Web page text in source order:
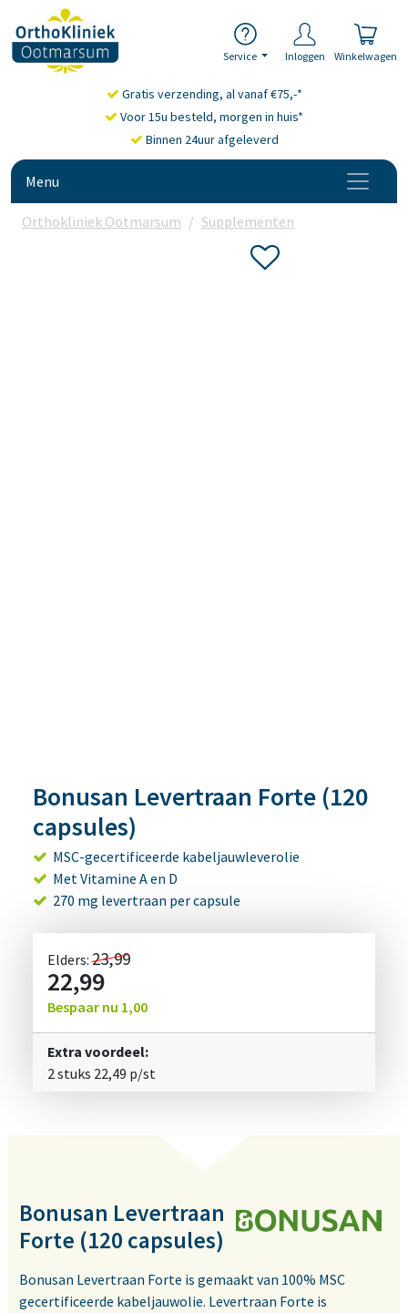
Service Inloggen Winkelwagen
Gratis verzending, al vanaf €75,-*
Voor 15u besteld, morgen in huis*
Binnen 24uur afgeleverd
Menu
Orthokliniek Ootmarsum Supplementen
Bonusan Levertraan Forte (120
capsules)
MSC-gecertificeerde kabeljauwleverolie
Met Vitamine A en D
270 mg levertraan per capsule
Elders:23,99
22,99
Bespaar nu 1,00
Extra voordeel:
2 stuks 22,49 p/st
Bonusan Levertraan
Forte (120 capsules)
Bonusan Levertraan Forte is gemaakt van 100% MSC
gecertificeerde kabeljauwolie. Levertraan Forte is